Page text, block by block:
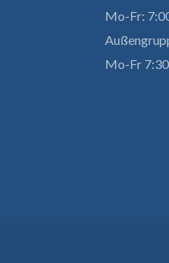
Mo-Fr:
Mo-Fr